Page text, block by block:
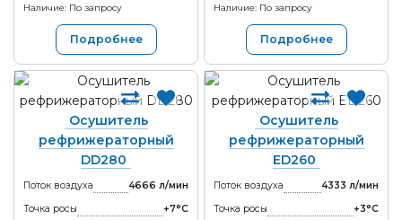
Наличие: По запросу
Подробнее
Наличие: По запросу
Подробнее
Осушитель
рефрижераторный
DD280
Поток воздуха
4666 л/мин
Точка росы
+7°С
Осушитель
рефрижераторный
ED260
Поток воздуха
4333 л/мин
Точка росы
+3°С